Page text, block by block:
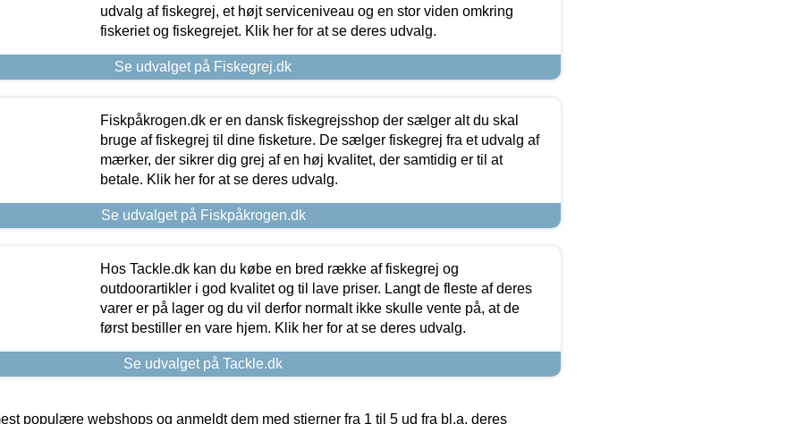
udvalg af fiskegrej, et højt serviceniveau og en stor viden omkring
fiskeriet og fiskegrejet. Klik her for at se deres udvalg.
Se udvalget på Fiskegrej.dk
Fiskpåkrogen.dk er en dansk fiskegrejsshop der sælger alt du skal
bruge af fiskegrej til dine fisketure. De sælger fiskegrej fra et udvalg af
mærker, der sikrer dig grej af en høj kvalitet, der samtidig er til at
betale. Klik her for at se deres udvalg.
Se udvalget på Fiskpåkrogen.dk
Hos Tackle.dk kan du købe en bred række af fiskegrej og
outdoorartikler i god kvalitet og til lave priser. Langt de fleste af deres
varer er på lager og du vil derfor normalt ikke skulle vente på, at de
først bestiller en vare hjem. Klik her for at se deres udvalg.
Se udvalget på Tackle.dk
populære webshops og anmeldt dem med stjerner fra 1 til 5 ud fra bl.a. deres